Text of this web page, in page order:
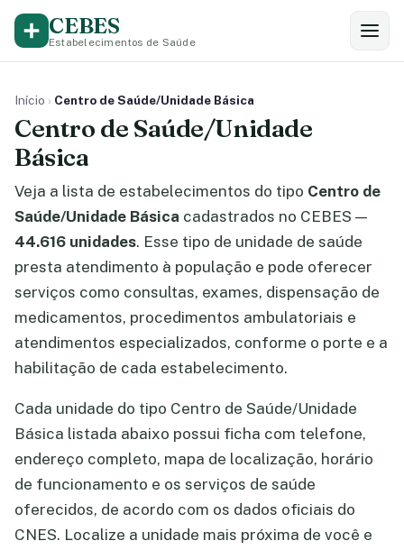
CEBES
Estabelecimentos de Saúde
Início › Centro de Saúde/Unidade Básica
Centro de Saúde/Unidade
Básica
Veja a lista de estabelecimentos do tipo Centro de
Saúde/Unidade Básica cadastrados no CEBES —
44.616 unidades. Esse tipo de unidade de saúde
presta atendimento à população e pode oferecer
serviços como consultas, exames, dispensação de
medicamentos, procedimentos ambulatoriais e
atendimentos especializados, conforme o porte e a
habilitação de cada estabelecimento.
Cada unidade do tipo Centro de Saúde/Unidade
Básica listada abaixo possui ficha com telefone,
endereço completo, mapa de localização, horário
de funcionamento e os serviços de saúde
oferecidos, de acordo com os dados oficiais do
CNES. Localize a unidade mais próxima de você e